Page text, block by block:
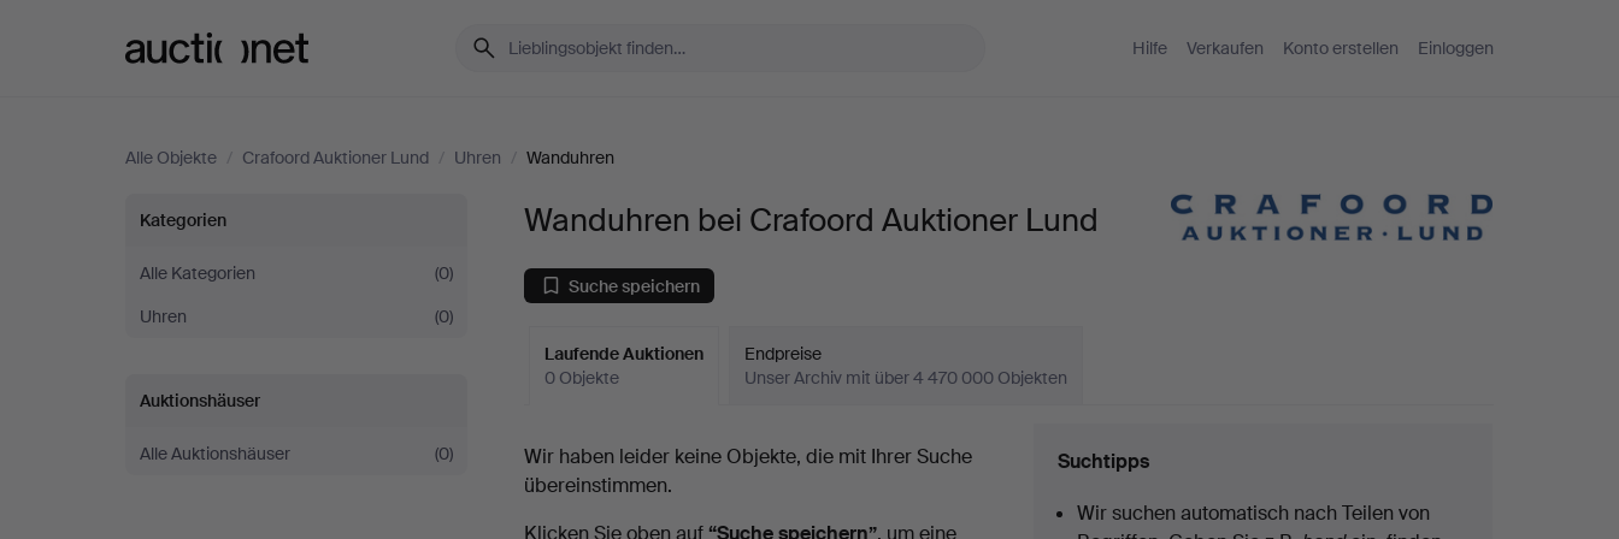
Hilfe Verkaufen Konto erstellen Einloggen
Alle Objekte / Crafoord Auktioner Lund / Uhren / Wanduhren
Wanduhren
bei
Crafoord
Auktioner
Lund
Kategorien
Alle Kategorien
(0)
Uhren
(0)
Auktionshäuser
Alle Auktionshäuser (0)
Wanduhren bei Crafoord Auktioner Lund
Suche speichern
Laufende Auktionen
0 Objekte
Endpreise
Unser Archiv mit über 4 470 000 Objekten
Laufende
Auktionen
Wir haben leider keine Objekte, die mit Ihrer Suche
übereinstimmen.
Klicken Sie oben auf “Suche speichern”, um eine
Suchtipps
Wir suchen automatisch nach Teilen von